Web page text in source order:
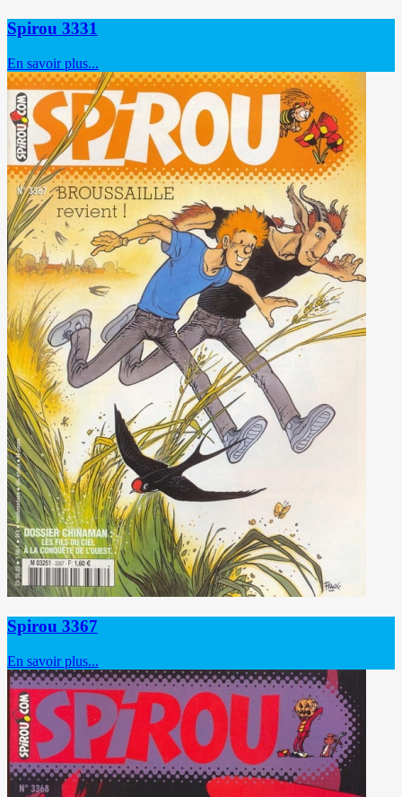
Spirou 3331
En savoir plus...
Spirou 3367
En savoir plus...